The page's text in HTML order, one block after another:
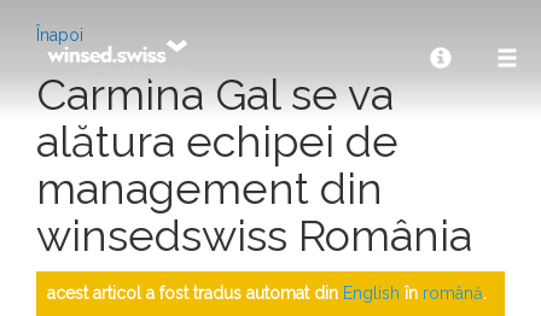
Înapoi
Carmina Gal se va
alătura echipei de
management din
winsedswiss România
acest articol a fost tradus automat din English în română.